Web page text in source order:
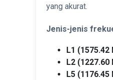
yang akurat.
Jenis-jenis
L1 (1575.42
L2 (1227.60
L5 (1176.45